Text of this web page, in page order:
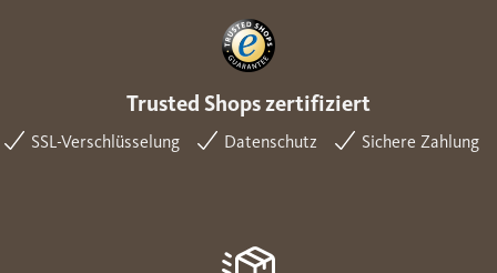
Trusted Shops zertifiziert
SSL-Verschlüsselung Datenschutz Sichere Zahlung